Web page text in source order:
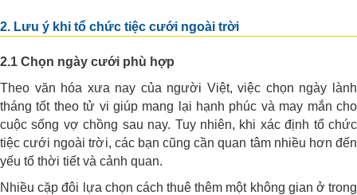
2. Lưu ý khi tổ chức tiệc cưới ngoài trời
2.1 Chọn ngày cưới phù hợp
Theo văn hóa xưa nay của người Việt, việc chọn ngày lành
tháng tốt theo tử vi giúp mang lại hạnh phúc và may mắn cho
cuộc sống vợ chồng sau nay. Tuy nhiên, khi xác định tổ chức
tiệc cưới ngoài trời, các bạn cũng cần quan tâm nhiều hơn đến
yếu tố thời tiết và cảnh quan.
Nhiều cặp đôi lựa chọn cách thuê thêm một không gian ở trong